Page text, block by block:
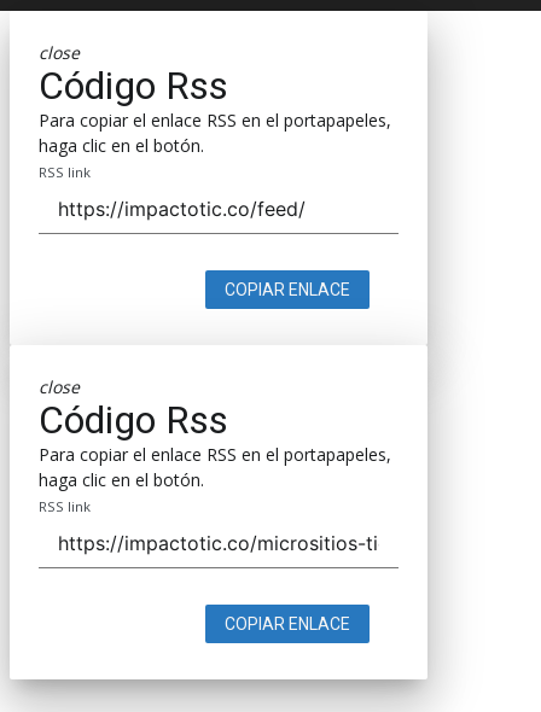
close
Código Rss
Para copiar el enlace RSS en el portapapeles,
haga clic en el botón.
RSS link
COPIAR ENLACE
close
Código Rss
Para copiar el enlace RSS en el portapapeles,
haga clic en el botón.
RSS link
COPIAR ENLACE